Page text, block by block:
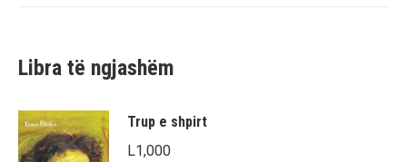
Libra të ngjashëm
Trup e shpirt
L1,000